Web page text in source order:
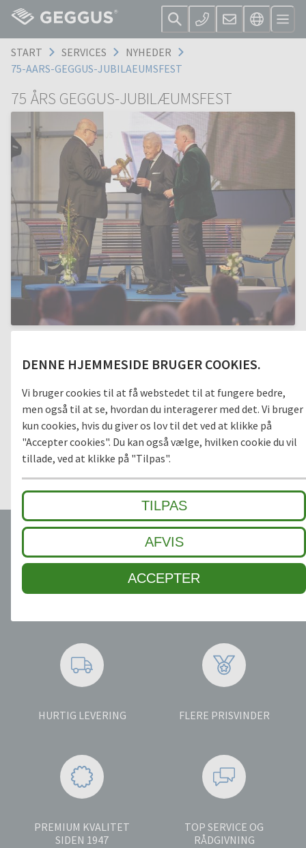
DENNE HJEMMESIDE BRUGER COOKIES.
Vi bruger cookies til at få webstedet til at fungere bedre,
men også til at se, hvordan du interagerer med det. Vi bruger
kun cookies, hvis du giver os lov til det ved at klikke på
"Accepter cookies". Du kan også vælge, hvilken cookie du vil
tillade, ved at klikke på "Tilpas".
TILPAS
AFVIS
ACCEPTER
START SERVICES
NYHEDER
75-AARS-GEGGUS-JUBILAEUMSFEST
75 ÅRS GEGGUS-JUBILÆUMSFEST
75 ÅRS GEGGUS-JUBILÆUMSFEST DEN 10. SEPTEMBER
2022 I WEINGARTEN (BADEN)
Mere end 260 gæster fra nær og fjern kom for at fejre vores
75-års jubilæum med os og nød det varierede program, den
gode mad og de gode samtaler. Som en overraskelse fik
Gerhard Geggus efter en følelsesladet tale fra sin søn og
nuværende administrerende direktør Kai Geggus overrakt en
gylden »Bambi« for sit livsværk af tidligere økonomiminister
Peter Altmaier.
HURTIG LEVERING FLERE PRISVINDER
PREMIUM KVALITET
SIDEN 1947
TOP SERVICE OG
RÅDGIVNING